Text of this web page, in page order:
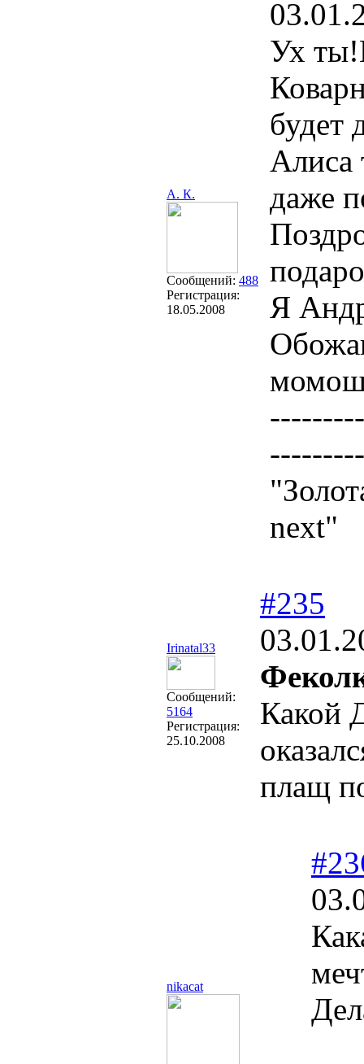
А. К.
Сообщений: 488
Регистрация:
18.05.2008
Ух
будет
Алиса
даже
Я
next"
Irinatal33
Сообщений:
5164
Регистрация:
25.10.2008
#235
Какой
плащ
nikacat